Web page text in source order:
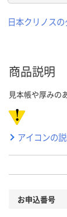
日本クリノス
商品説明
見本帳や厚みの
アイコンの
お申込番号